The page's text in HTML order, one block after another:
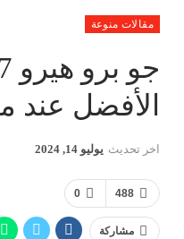
مقالات منوعة
الأفضل
اخر تحديث يوليو 14, 2024
0 488
مشاركة